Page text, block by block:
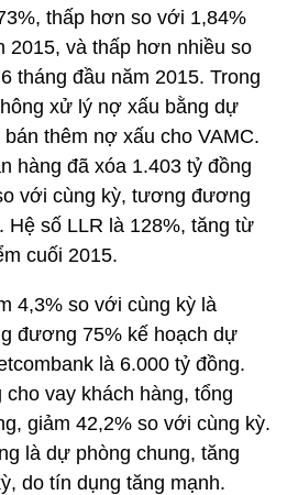
thấp hơn so với 1,84%
2015, và thấp hơn nhiều so
tháng đầu năm 2015. Trong
xử lý nợ xấu bằng dự
thêm nợ xấu cho VAMC.
hàng đã xóa 1.403 tỷ đồng
với cùng kỳ, tương đương
Hệ số LLR là 128%, tăng từ
cuối 2015.
4,3% so với cùng kỳ là
đương 75% kế hoạch dự
là 6.000 tỷ đồng.
vay khách hàng, tổng
giảm 42,2% so với cùng kỳ.
là dự phòng chung, tăng
do tín dụng tăng mạnh.